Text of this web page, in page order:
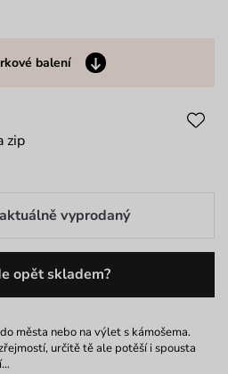
balení
zip
vyprodaný
opět skladem?
města nebo na výlet s kámošema.
určitě tě ale potěší i spousta